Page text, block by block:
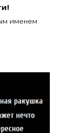
именем